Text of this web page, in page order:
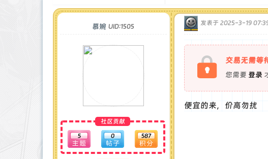
慕婉 UID:1505
社区贡献
5 0 587
发表于 2025-3-19
交易无需等
您需要 登录
便宜的来，价高勿扰